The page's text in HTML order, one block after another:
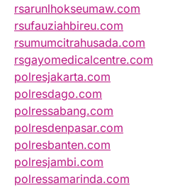
rsarunlhokseumaw.com
rsufauziahbireu.com
rsumumcitrahusada.com
rsgayomedicalcentre.com
polresjakarta.com
polresdago.com
polressabang.com
polresdenpasar.com
polresbanten.com
polresjambi.com
polressamarinda.com